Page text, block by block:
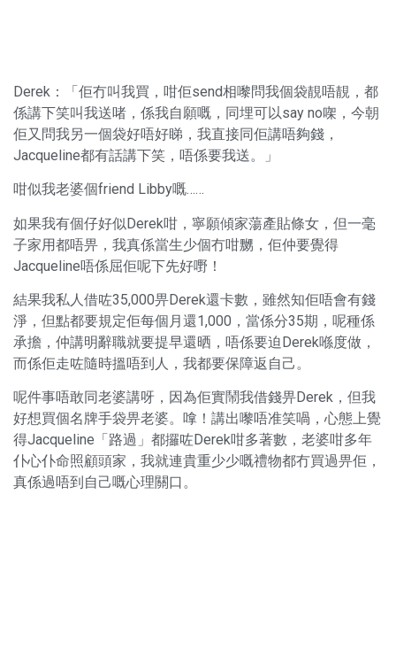
Derek：「佢冇叫我買，咁佢send相嚟問我個袋靚唔靚，都
係講下笑叫我送啫，係我自願嘅，同埋可以say no㗎，今朝
佢又問我另一個袋好唔好睇，我直接同佢講唔夠錢，
Jacqueline都有話講下笑，唔係要我送。」
咁似我老婆個friend Libby嘅……
如果我有個仔好似Derek咁，寧願傾家蕩產貼條女，但一毫
子家用都唔畀，我真係當生少個冇咁嬲，佢仲要覺得
Jacqueline唔係屈佢呢下先好嘢！
結果我私人借咗35,000畀Derek還卡數，雖然知佢唔會有錢
淨，但點都要規定佢每個月還1,000，當係分35期，呢種係
承擔，仲講明辭職就要提早還晒，唔係要迫Derek喺度做，
而係佢走咗隨時搵唔到人，我都要保障返自己。
呢件事唔敢同老婆講呀，因為佢實鬧我借錢畀Derek，但我
好想買個名牌手袋畀老婆。嗱！講出嚟唔准笑喎，心態上覺
得Jacqueline「路過」都攞咗Derek咁多著數，老婆咁多年
仆心仆命照顧頭家，我就連貴重少少嘅禮物都冇買過畀佢，
真係過唔到自己嘅心理關口。